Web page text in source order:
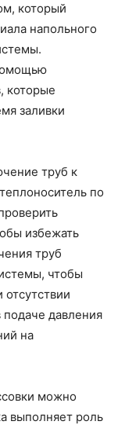
который
напольного
которые
заливки
труб к
по
избежать
труб
чтобы
отсутствии
подаче давления
на
можно
выполняет роль